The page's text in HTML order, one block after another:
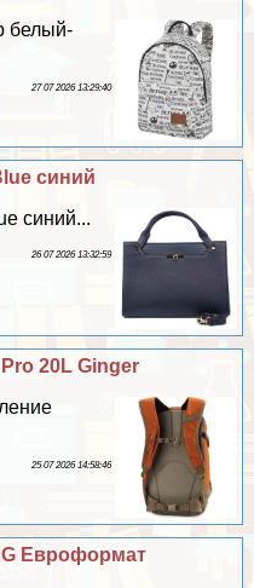
белый-
27 07 2026 13:29:40
синий
синий...
26 07 2026 13:32:59
20L Ginger
25 07 2026 14:58:46
Евроформат